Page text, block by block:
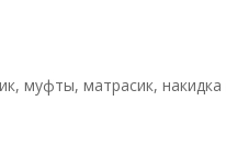
муфты, матрасик,